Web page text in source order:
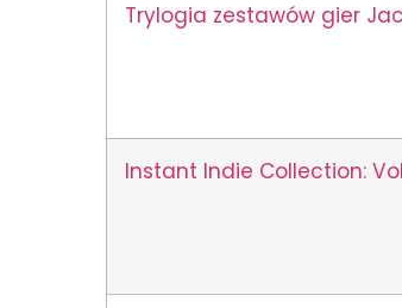
Trylogia zestawów gier
Instant Indie Collection: